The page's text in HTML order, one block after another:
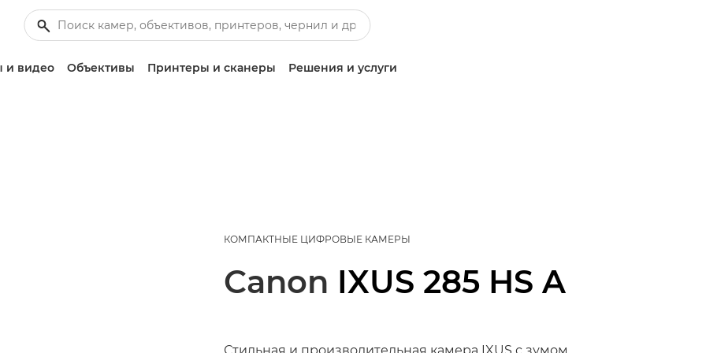
и видео Объективы Принтеры и сканеры Решения и услуги
КОМПАКТНЫЕ ЦИФРОВЫЕ КАМЕРЫ
Canon IXUS 285 HS A
Стильная и производительная камера IXUS с зумом